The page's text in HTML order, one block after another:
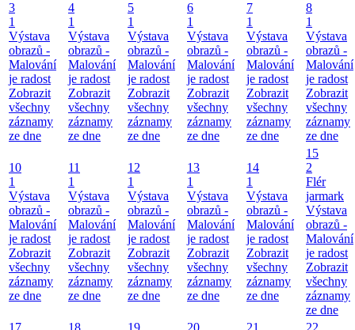
3
1
Výstava
obrazů -
Malování
je radost
Zobrazit
všechny
záznamy
ze dne
4
1
Výstava
obrazů -
Malování
je radost
Zobrazit
všechny
záznamy
ze dne
5
1
Výstava
obrazů -
Malování
je radost
Zobrazit
všechny
záznamy
ze dne
6
1
Výstava
obrazů -
Malování
je radost
Zobrazit
všechny
záznamy
ze dne
7
1
Výstava
obrazů -
Malování
je radost
Zobrazit
všechny
záznamy
ze dne
8
1
Výstava
obrazů -
Malování
je radost
Zobrazit
všechny
záznamy
ze dne
10
1
Výstava
obrazů -
Malování
je radost
Zobrazit
všechny
záznamy
ze dne
11
1
Výstava
obrazů -
Malování
je radost
Zobrazit
všechny
záznamy
ze dne
12
1
Výstava
obrazů -
Malování
je radost
Zobrazit
všechny
záznamy
ze dne
13
1
Výstava
obrazů -
Malování
je radost
Zobrazit
všechny
záznamy
ze dne
14
1
Výstava
obrazů -
Malování
je radost
Zobrazit
všechny
záznamy
ze dne
15
2
Flér
jarmark
Výstava
obrazů -
Malování
je radost
Zobrazit
všechny
záznamy
ze dne